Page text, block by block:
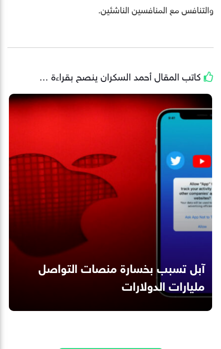
والتنافس مع المنافسين الناشئين.
كاتب المقالأحمد السكران ينصح بقراءة ...
آبل تسبب بخسارة منصات التواصل
مليارات الدولارات